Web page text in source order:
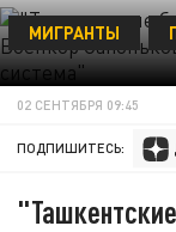
МИГРАНТЫ
02 СЕНТЯБРЯ 09:45
ПОДПИШИТЕСЬ: